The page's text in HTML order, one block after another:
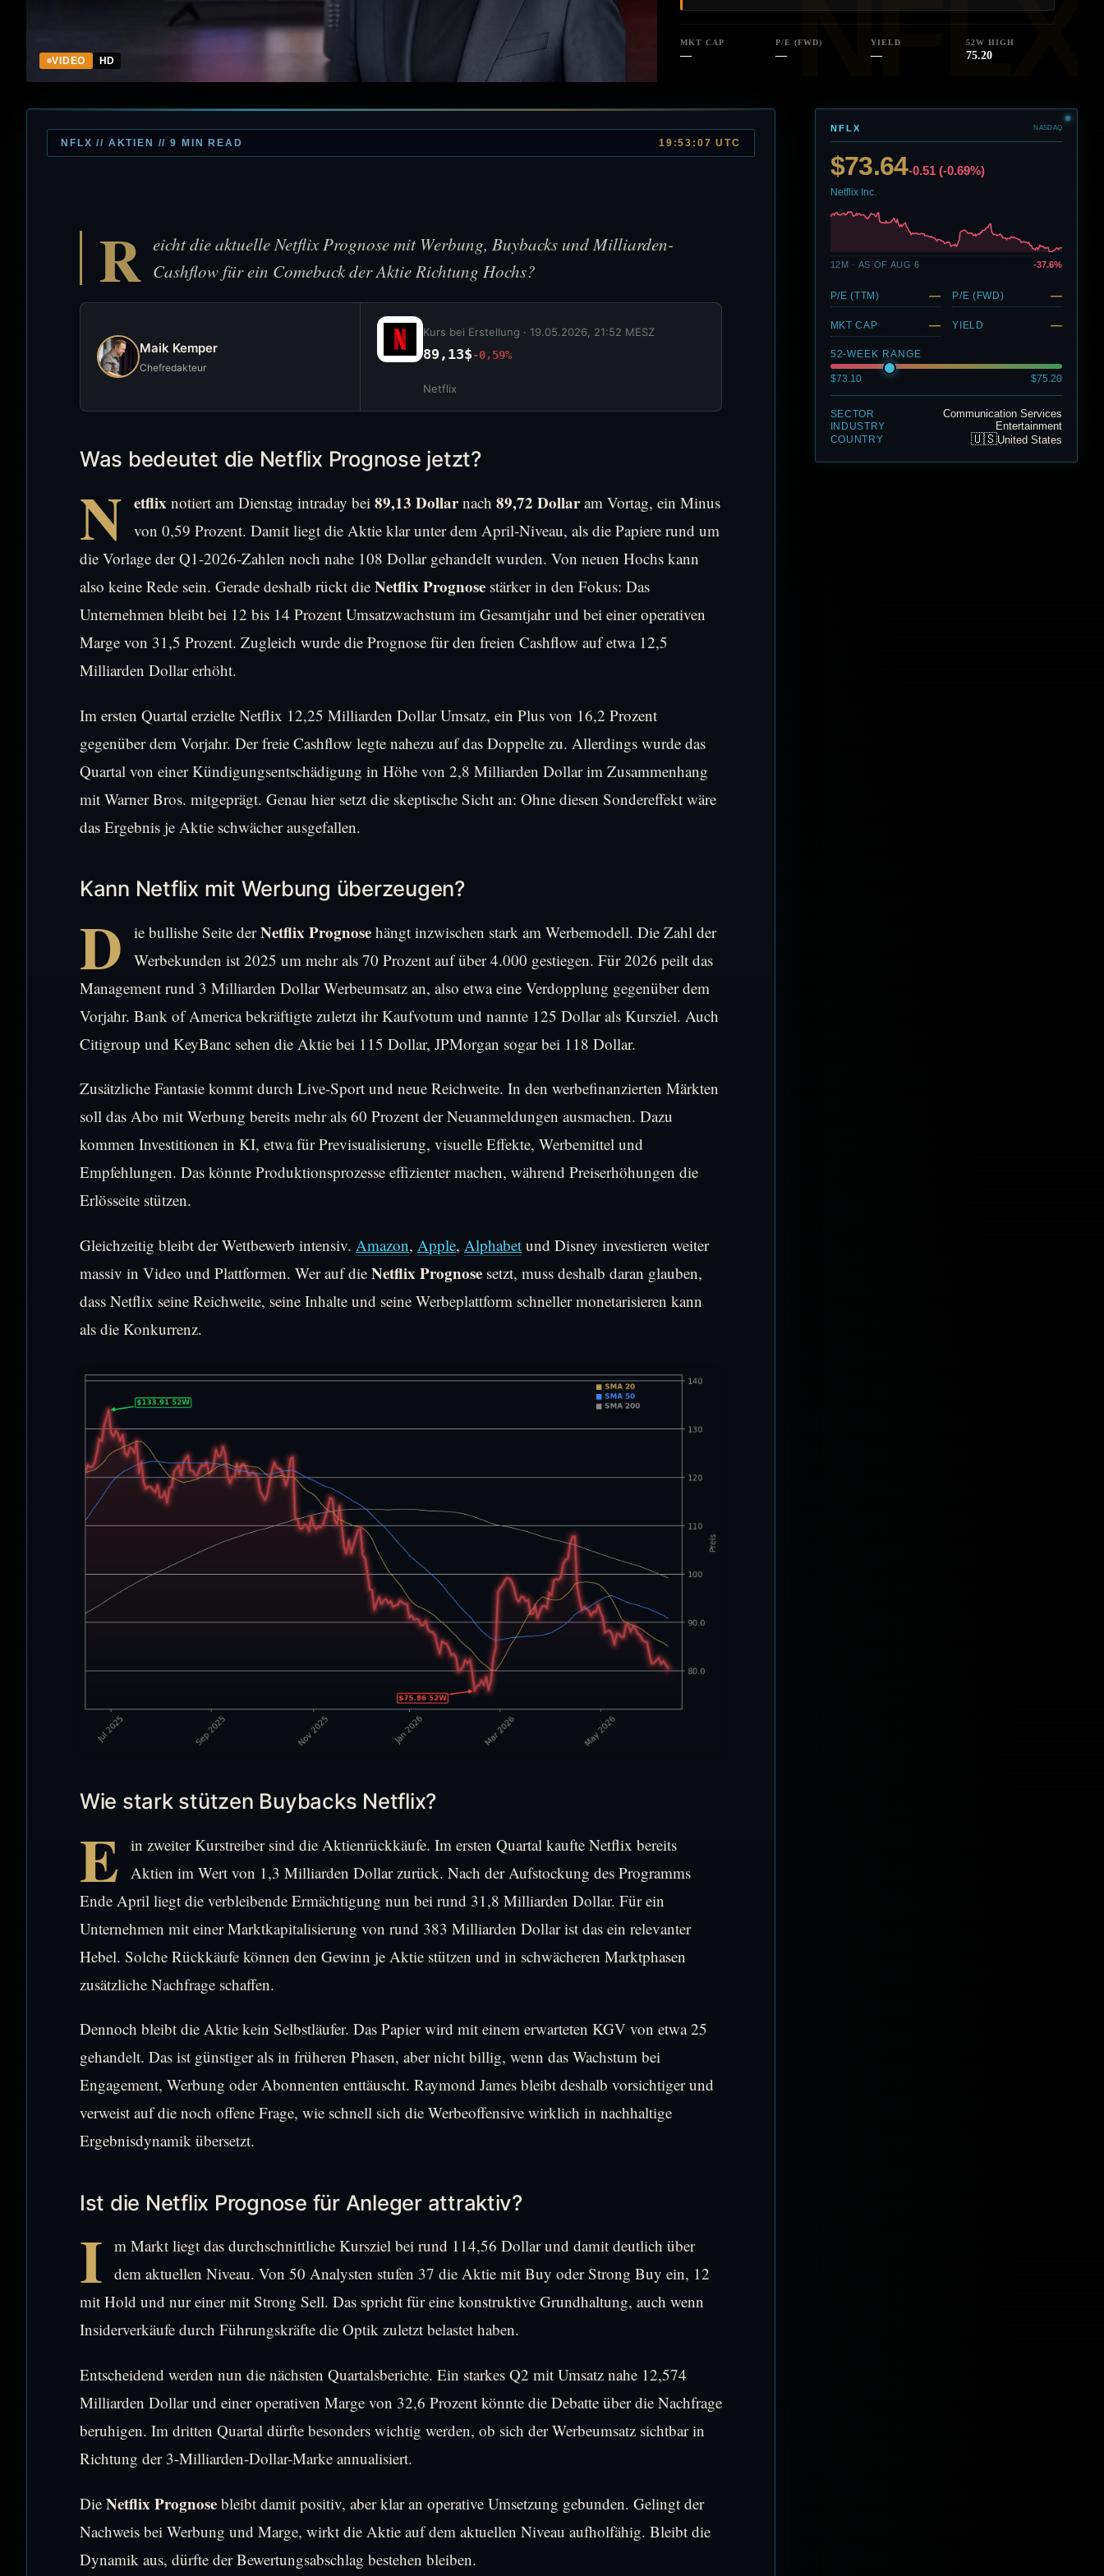
VIDEO HD
MKT CAP
—
P/E (FWD)
—
YIELD
—
52W HIGH
75.20
NFLX // AKTIEN // 9 MIN READ 19:53:07 UTC
R eicht die aktuelle Netflix Prognose mit Werbung, Buybacks und Milliarden-
Cashflow für ein Comeback der Aktie Richtung Hochs?
Maik Kemper
Chefredakteur
Kurs bei Erstellung · 19.05.2026, 21:52 MESZ
89,13$-0,59%
Netflix
Was bedeutet die Netflix Prognose jetzt?
N etflix notiert am Dienstag intraday bei 89,13 Dollarnach 89,72 Dollaram Vortag, ein Minus
von 0,59 Prozent. Damit liegt die Aktie klar unter dem April-Niveau, als die Papiere rund um
die Vorlage der Q1-2026-Zahlen noch nahe 108 Dollar gehandelt wurden. Von neuen Hochs kann
also keine Rede sein. Gerade deshalb rückt die Netflix Prognose stärker in den Fokus: Das
Unternehmen bleibt bei 12 bis 14 Prozent Umsatzwachstum im Gesamtjahr und bei einer operativen
Marge von 31,5 Prozent. Zugleich wurde die Prognose für den freien Cashflow auf etwa 12,5
Milliarden Dollar erhöht.
Im ersten Quartal erzielte Netflix 12,25 Milliarden Dollar Umsatz, ein Plus von 16,2 Prozent
gegenüber dem Vorjahr. Der freie Cashflow legte nahezu auf das Doppelte zu. Allerdings wurde das
Quartal von einer Kündigungsentschädigung in Höhe von 2,8 Milliarden Dollar im Zusammenhang
mit Warner Bros. mitgeprägt. Genau hier setzt die skeptische Sicht an: Ohne diesen Sondereffekt wäre
das Ergebnis je Aktie schwächer ausgefallen.
Kann Netflix mit Werbung überzeugen?
D ie bullishe Seite derNetflix Prognose hängt inzwischen stark am Werbemodell. Die Zahl der
Werbekunden ist 2025 um mehr als 70 Prozent auf über 4.000 gestiegen. Für 2026 peilt das
Management rund 3 Milliarden Dollar Werbeumsatz an, also etwa eine Verdopplung gegenüber dem
Vorjahr. Bank of America bekräftigte zuletzt ihr Kaufvotum und nannte 125 Dollar als Kursziel. Auch
Citigroup und KeyBanc sehen die Aktie bei 115 Dollar, JPMorgan sogar bei 118 Dollar.
Zusätzliche Fantasie kommt durch Live-Sport und neue Reichweite. In den werbefinanzierten Märkten
soll das Abo mit Werbung bereits mehr als 60 Prozent der Neuanmeldungen ausmachen. Dazu
kommen Investitionen in KI, etwa für Previsualisierung, visuelle Effekte, Werbemittel und
Empfehlungen. Das könnte Produktionsprozesse effizienter machen, während Preiserhöhungen die
Erlösseite stützen.
Gleichzeitig bleibt der Wettbewerb intensiv. Amazon, Apple, Alphabet und Disney investieren weiter
massiv in Video und Plattformen. Wer auf die Netflix Prognose setzt, muss deshalb daran glauben,
dass Netflix seine Reichweite, seine Inhalte und seine Werbeplattform schneller monetarisieren kann
als die Konkurrenz.
Wie stark stützen Buybacks Netflix?
E
in zweiter Kurstreiber sind die Aktienrückkäufe. Im ersten Quartal kaufte Netflix bereits
Aktien im Wert von 1,3 Milliarden Dollar zurück. Nach der Aufstockung des Programms
Ende April liegt die verbleibende Ermächtigung nun bei rund 31,8 Milliarden Dollar. Für ein
Unternehmen mit einer Marktkapitalisierung von rund 383 Milliarden Dollar ist das ein relevanter
Hebel. Solche Rückkäufe können den Gewinn je Aktie stützen und in schwächeren Marktphasen
zusätzliche Nachfrage schaffen.
Dennoch bleibt die Aktie kein Selbstläufer. Das Papier wird mit einem erwarteten KGV von etwa 25
gehandelt. Das ist günstiger als in früheren Phasen, aber nicht billig, wenn das Wachstum bei
Engagement, Werbung oder Abonnenten enttäuscht. Raymond James bleibt deshalb vorsichtiger und
verweist auf die noch offene Frage, wie schnell sich die Werbeoffensive wirklich in nachhaltige
Ergebnisdynamik übersetzt.
Ist die Netflix Prognose für Anleger attraktiv?
I m Markt liegt das durchschnittliche Kursziel bei rund 114,56 Dollar und damit deutlich über
dem aktuellen Niveau. Von 50 Analysten stufen 37 die Aktie mit Buy oder Strong Buy ein, 12
mit Hold und nur einer mit Strong Sell. Das spricht für eine konstruktive Grundhaltung, auch wenn
Insiderverkäufe durch Führungskräfte die Optik zuletzt belastet haben.
Entscheidend werden nun die nächsten Quartalsberichte. Ein starkes Q2 mit Umsatz nahe 12,574
Milliarden Dollar und einer operativen Marge von 32,6 Prozent könnte die Debatte über die Nachfrage
beruhigen. Im dritten Quartal dürfte besonders wichtig werden, ob sich der Werbeumsatz sichtbar in
Richtung der 3-Milliarden-Dollar-Marke annualisiert.
Die Netflix Prognose bleibt damit positiv, aber klar an operative Umsetzung gebunden. Gelingt der
Nachweis bei Werbung und Marge, wirkt die Aktie auf dem aktuellen Niveau aufholfähig. Bleibt die
Dynamik aus, dürfte der Bewertungsabschlag bestehen bleiben.
NFLX NASDAQ
$73.64-0.51 (-0.69%)
Netflix Inc.
12M · AS OF AUG 6 -37.6%
P/E (TTM) — P/E (FWD) —
MKT CAP — YIELD —
52-WEEK RANGE
$73.10 $75.20
SECTOR Communication Services
INDUSTRY Entertainment
COUNTRY 🇺🇸United States